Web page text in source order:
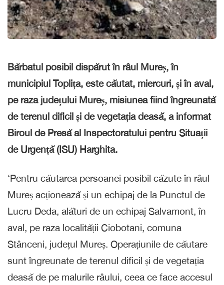
Bărbatul posibil dispărut în râul Mureș, în
municipiul Toplița, este căutat, miercuri, și în aval,
pe raza județului Mureș, misiunea fiind îngreunată
de terenul dificil și de vegetația deasă, a informat
Biroul de Presă al Inspectoratului pentru Situații
de Urgență (ISU) Harghita.
‘Pentru căutarea persoanei posibil căzute în râul
Mureș acționează și un echipaj de la Punctul de
Lucru Deda, alături de un echipaj Salvamont, în
aval, pe raza localității Ciobotani, comuna
Stânceni, județul Mureș. Operațiunile de căutare
sunt îngreunate de terenul dificil și de vegetația
deasă de pe malurile râului, ceea ce face accesul